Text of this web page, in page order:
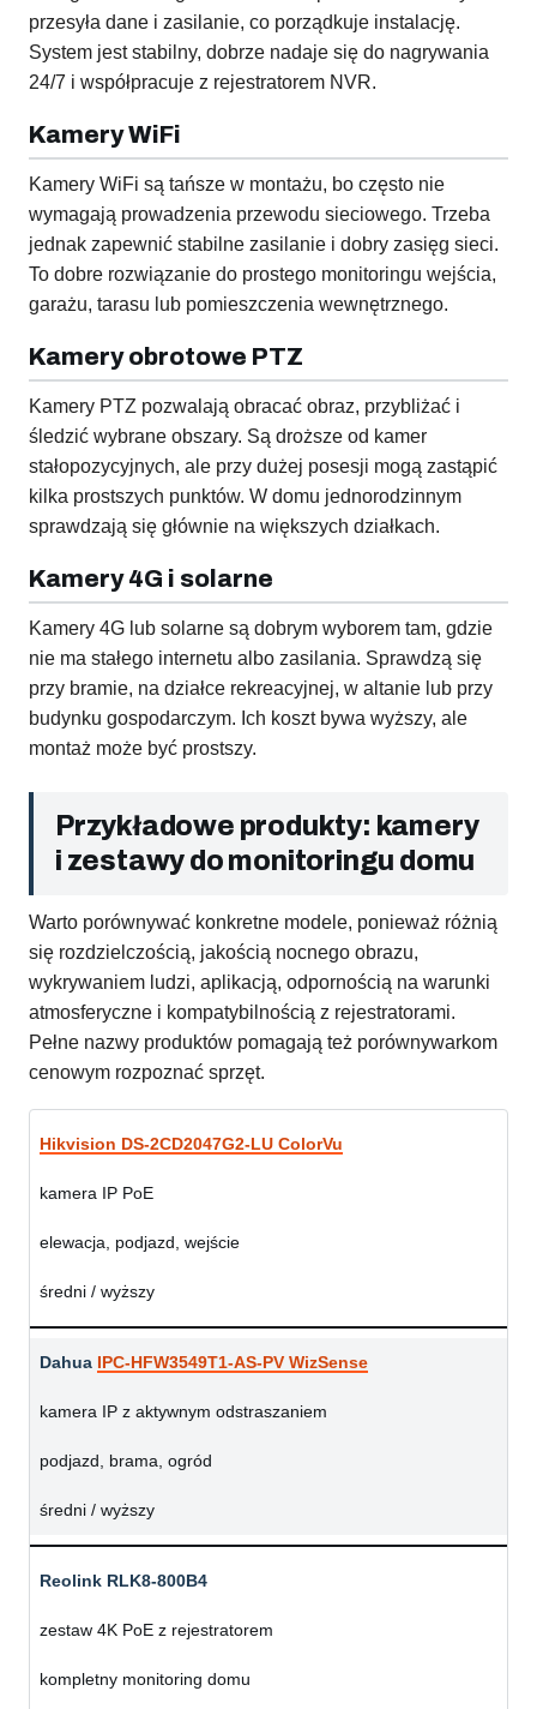
przesyła dane i zasilanie, co porządkuje instalację.
System jest stabilny, dobrze nadaje się do nagrywania
24/7 i współpracuje z rejestratorem NVR.
Kamery WiFi
Kamery WiFi są tańsze w montażu, bo często nie
wymagają prowadzenia przewodu sieciowego. Trzeba
jednak zapewnić stabilne zasilanie i dobry zasięg sieci.
To dobre rozwiązanie do prostego monitoringu wejścia,
garażu, tarasu lub pomieszczenia wewnętrznego.
Kamery obrotowe PTZ
Kamery PTZ pozwalają obracać obraz, przybliżać i
śledzić wybrane obszary. Są droższe od kamer
stałopozycyjnych, ale przy dużej posesji mogą zastąpić
kilka prostszych punktów. W domu jednorodzinnym
sprawdzają się głównie na większych działkach.
Kamery 4G i solarne
Kamery 4G lub solarne są dobrym wyborem tam, gdzie
nie ma stałego internetu albo zasilania. Sprawdzą się
przy bramie, na działce rekreacyjnej, w altanie lub przy
budynku gospodarczym. Ich koszt bywa wyższy, ale
montaż może być prostszy.
Przykładowe produkty: kamery
i zestawy do monitoringu domu
Warto porównywać konkretne modele, ponieważ różnią
się rozdzielczością, jakością nocnego obrazu,
wykrywaniem ludzi, aplikacją, odpornością na warunki
atmosferyczne i kompatybilnością z rejestratorami.
Pełne nazwy produktów pomagają też porównywarkom
cenowym rozpoznać sprzęt.
Hikvision DS-2CD2047G2-LU ColorVu
kamera IP PoE
elewacja, podjazd, wejście
średni / wyższy
Dahua IPC-HFW3549T1-AS-PV WizSense
kamera IP z aktywnym odstraszaniem
podjazd, brama, ogród
średni / wyższy
Reolink RLK8-800B4
zestaw 4K PoE z rejestratorem
kompletny monitoring domu